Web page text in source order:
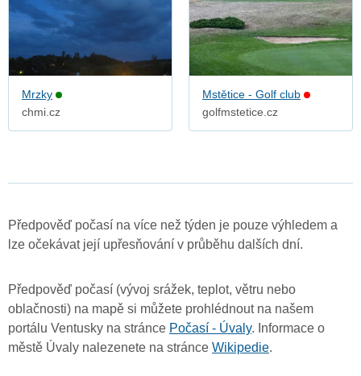
Mrzky
chmi.cz
Mstětice - Golf club
golfmstetice.cz
Předpověď počasí na více než týden je pouze výhledem a
lze očekávat její upřesňování v průběhu dalších dní.
Předpověď počasí (vývoj srážek, teplot, větru nebo
oblačnosti) na mapě si můžete prohlédnout na našem
portálu Ventusky na stránce Počasí - Úvaly. Informace o
městě Úvaly nalezenete na stránce Wikipedie.